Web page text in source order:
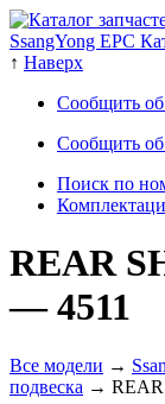
SsangYong EPC
↑ Наверх
Сообщить
Сообщить
Поиск по
REAR
— 4511
Все модели →
подвеска → REAR